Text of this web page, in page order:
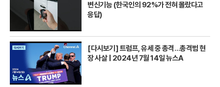
변신기능 (한국인의 92%가 전혀 몰랐다고
응답)
[다시보기] 트럼프, 유세 중 총격…총격범 현
장 사살 | 2024년 7월 14일 뉴스A